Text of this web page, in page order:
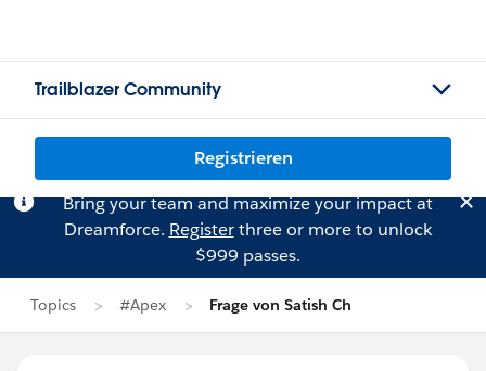
Trailblazer Community
Registrieren
Bring your team and maximize your impact at
Dreamforce. Registerthree or more to unlock
$999 passes.
Topics #Apex Frage von Satish Ch